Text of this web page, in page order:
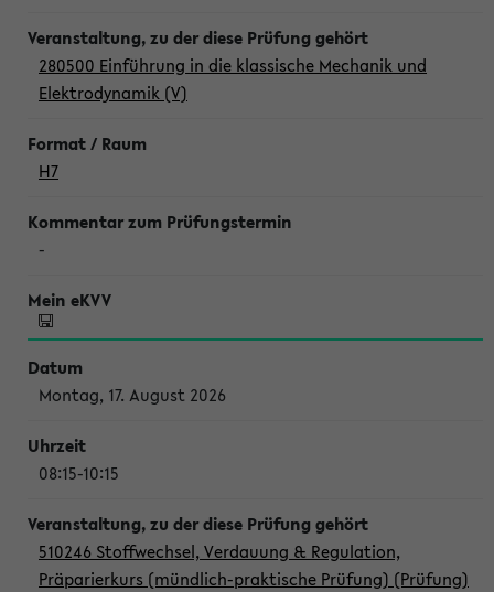
280500 Einführung in die klassische Mechanik und
Elektrodynamik (V)
H7
-
Montag, 17. August 2026
08:15-10:15
510246 Stoffwechsel, Verdauung & Regulation,
Präparierkurs (mündlich-praktische Prüfung) (Prüfung)